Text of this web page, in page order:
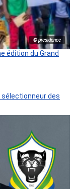
© presidence
édition du Grand
sélectionneur des